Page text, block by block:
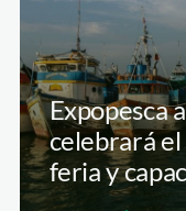
Expopesca
celebrará el
feria y